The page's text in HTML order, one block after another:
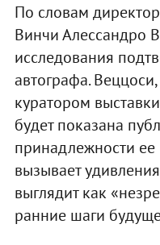
По словам
Винчи Алессандро
исследования
автографа.
куратором
будет показана
принадлежности ее
вызывает
выглядит как
ранние шаги